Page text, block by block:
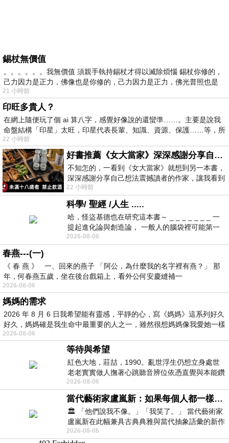
錫杖無價值
。。。。。。我無價值 須親手執持錫杖才得以滅除煩惱 錫杖你修的，
己力因力是正力，佛像也是你修的，己力因力是正力，佛光普照也是
21 小時前
印旺多貴人？
在網上隨便玩了個 ai 算八字，感覺好像說的還蠻準……。主要是說我
命盤結構「印星」太旺，印星代表長輩、知識、資源、保護……等，所
22 小時前
好書推薦《女大當家》深深感謝分享自己想法震撼讀者的作家，讓我看到不同樣貌的家庭！
不知怎的，一看到《女大當家》就想到另一本書，
深深感謝分享自己想法震撼讀者的作家，讓我看到
不同樣貌的家庭！ 《女大
22 小時前
科學/ 聖經 /人生 .....
哈，怪盜基德也在研究這本書～ _ _ _ _ _ _ _ 一
提起進化論與創造論， 一般人的腦袋裡可能第一
時間就有「 進化論很科
2026-08-06
春燕---(一)
《 春 燕 》 一、回來的燕子 「阿公，為什麼我的名字裡有燕？」 那
年，何春燕五歲，坐在後台戲箱上，看外公何安慶縫補一
2026-08-06
媽媽的需求
2026 年 8 月 6 日我希望能有靈感，平靜的心，寫《媽媽》這系列好久
好久，媽媽確是我生命中最重要的人之一，雖然很想媽媽像我愛她一樣
2026-08-06
等待與希望
紅色大地，莊喆，1990。亂世浮生仍想立身處世
老老實實做人撫著心跳聽音辨位依憑直覺與本能鑽
向裂隙的亮處探索另一個心聲另一個共鳴的
2026-08-06
當代藝術家盧嵐新：如果每個人都一樣，這世界該有多無聊？
🏛️ 「他們說我不像。」「我笑了。」 當代藝術家
盧嵐新在此幅兼具古典典雅與當代抽象語彙的新作
中，以沈靜的藍色空間為背景，描繪了
2026-08-06